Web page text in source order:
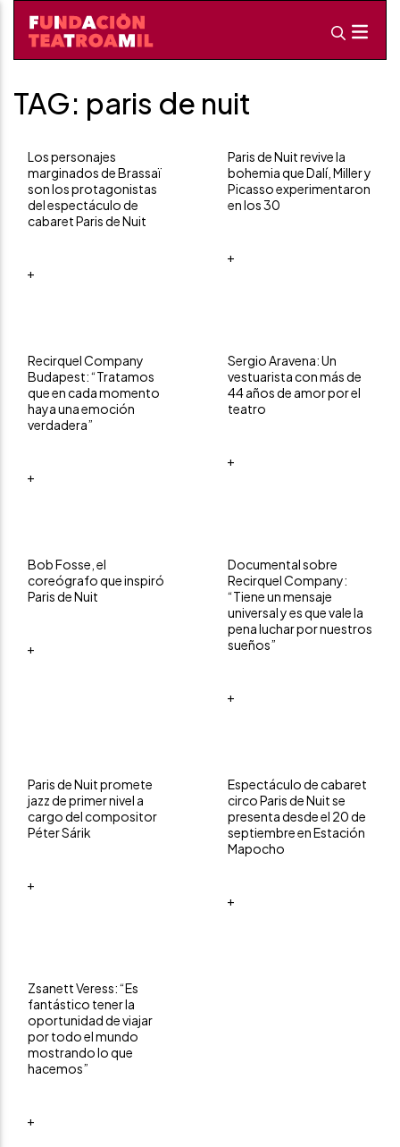
TAG: paris de nuit
Los personajes
marginados de Brassaï
son los protagonistas
del espectáculo de
cabaret Paris de Nuit
+
Paris de Nuit revive la
bohemia que Dalí, Miller y
Picasso experimentaron
en los 30
+
Recirquel Company
Budapest: “Tratamos
que en cada momento
haya una emoción
verdadera”
+
Sergio Aravena: Un
vestuarista con más de
44 años de amor por el
teatro
+
Bob Fosse, el
coreógrafo que inspiró
Paris de Nuit
+
Documental sobre
Recirquel Company:
“Tiene un mensaje
universal y es que vale la
pena luchar por nuestros
sueños”
+
Paris de Nuit promete
jazz de primer nivel a
cargo del compositor
Péter Sárik
+
Espectáculo de cabaret
circo Paris de Nuit se
presenta desde el 20 de
septiembre en Estación
Mapocho
+
Zsanett Veress: “Es
fantástico tener la
oportunidad de viajar
por todo el mundo
mostrando lo que
hacemos”
+